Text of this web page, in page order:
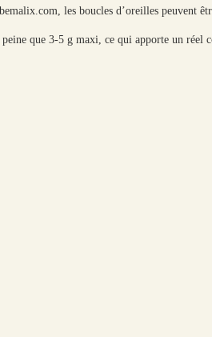
les boucles d’oreilles peuvent
que 3-5 g maxi, ce qui apporte un réel